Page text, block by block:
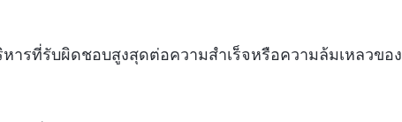
ารที่รับผิดชอบสูงสุดต่อความสำเร็จหรือความล้มเหลวของ